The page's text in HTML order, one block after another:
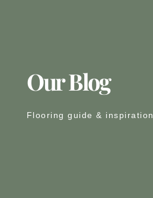
Our Blog
Flooring guide & inspiration